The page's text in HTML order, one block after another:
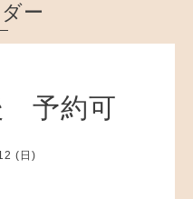
ー
予約可
(日)